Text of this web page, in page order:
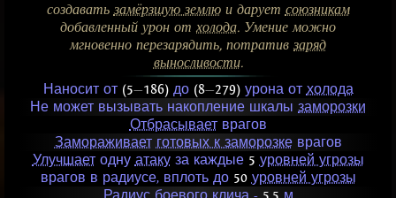
создавать замёрзшую землюи дарует союзникам
добавленный урон от холода. Умение можно
мгновенно перезарядить, потратив заряд
выносливости.
Наносит от (5—186)до (8—279)урона от холода
Не может вызывать накопление шкалы заморозки
Отбрасываетврагов
Замораживает готовых к заморозкеврагов
Улучшаетодну атакуза каждые 5 уровней угрозы
врагов в радиусе, вплоть до 50 уровней угрозы